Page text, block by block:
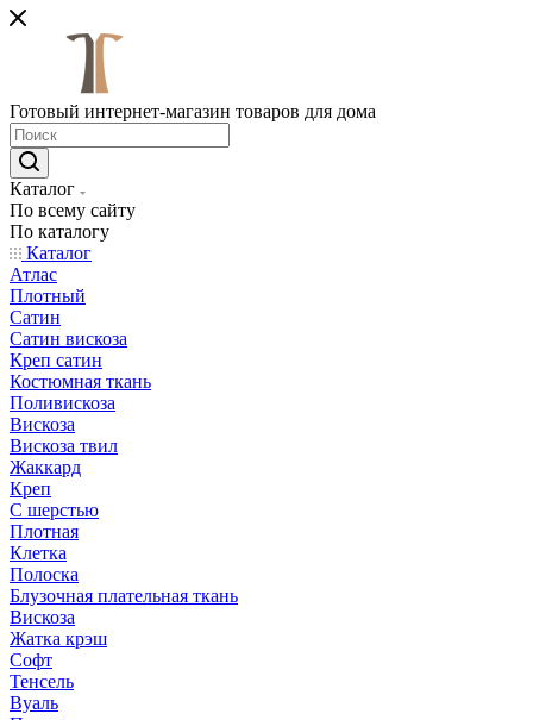
Готовый интернет-магазин товаров для дома
Каталог
По всему сайту
По каталогу
Каталог
Атлас
Плотный
Сатин
Сатин вискоза
Креп сатин
Костюмная ткань
Поливискоза
Вискоза
Вискоза твил
Жаккард
Креп
С шерстью
Плотная
Клетка
Полоска
Блузочная плательная ткань
Вискоза
Жатка крэш
Софт
Тенсель
Вуаль